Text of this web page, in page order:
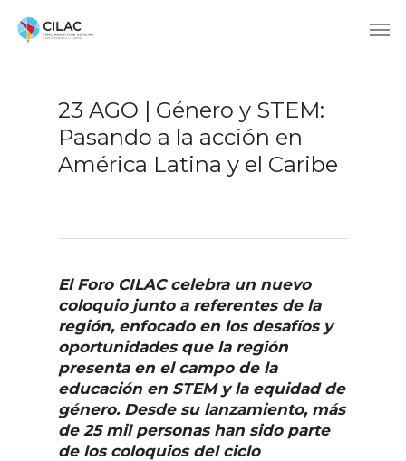
23 AGO | Género y STEM:
Pasando a la acción en
América Latina y el Caribe
El Foro CILAC celebra un nuevo
coloquio junto a referentes de la
región, enfocado en los desafíos y
oportunidades que la región
presenta en el campo de la
educación en STEM y la equidad de
género. Desde su lanzamiento, más
de 25 mil personas han sido parte
de los coloquios del ciclo